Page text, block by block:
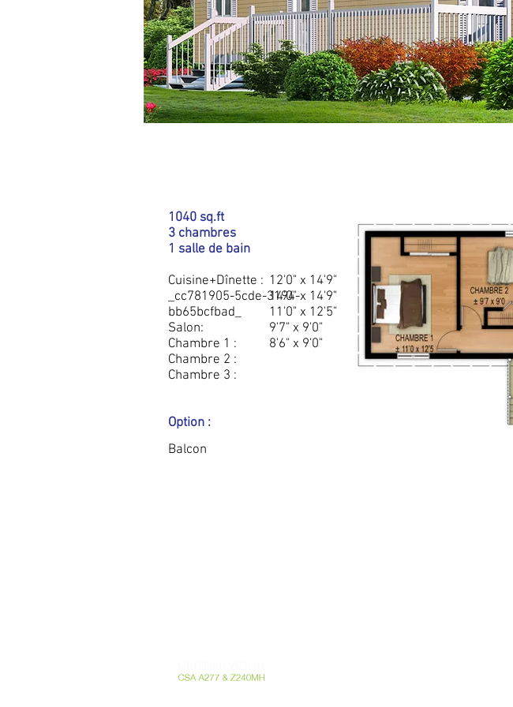
1040 sq.ft
3 chambres
1 salle de bain
Cuisine+Dînette :
_cc781905-5cde-3194-
bb65bcfbad_
Salon:
Chambre 1 :
Chambre 2 :
Chambre 3 :
Option :
12'0" x 14'9"
14'0" x 14'9"
11'0" x 12'5"
9'7" x 9'0"
8'6" x 9'0"
Balcon